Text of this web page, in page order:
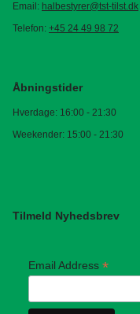
Email: halbestyrer@tst-tilst.dk
Telefon: +45 24 49 98 72
Åbningstider
Hverdage: 16:00 - 21:30
Weekender: 15:00 - 21:30
Tilmeld Nyhedsbrev
Email Address *